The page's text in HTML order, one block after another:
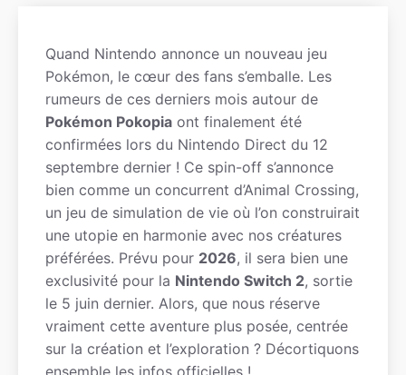
Quand Nintendo annonce un nouveau jeu
Pokémon, le cœur des fans s’emballe. Les
rumeurs de ces derniers mois autour de
Pokémon Pokopia ont finalement été
confirmées lors du Nintendo Direct du 12
septembre dernier ! Ce spin-off s’annonce
bien comme un concurrent d’Animal Crossing,
un jeu de simulation de vie où l’on construirait
une utopie en harmonie avec nos créatures
préférées. Prévu pour 2026, il sera bien une
exclusivité pour la Nintendo Switch 2, sortie
le 5 juin dernier. Alors, que nous réserve
vraiment cette aventure plus posée, centrée
sur la création et l’exploration ? Décortiquons
ensemble les infos officielles !